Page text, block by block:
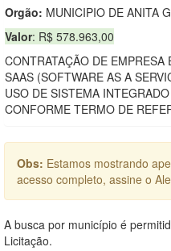
Orgão: MUNICIPIO DE ANITA
Valor: R$ 578.963,00
CONTRATAÇÃO DE
SAAS (SOFTWARE AS A
USO DE SISTEMA
CONFORME TERMO DE
Obs: Estamos mostrando
acesso completo, assine o
A busca por município é
Licitação.